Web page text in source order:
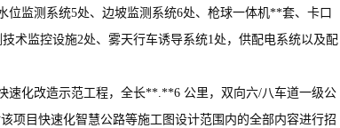
位监测系统5处、边坡监测系统6处、枪球一体机**套、卡口
术监控设施2处、雾天行车诱导系统1处，供配电系统以及配
速化改造示范工程，全长**.**6 公里，双向六/八车道一级公
项目快速化智慧公路等施工图设计范围内的全部内容进行招